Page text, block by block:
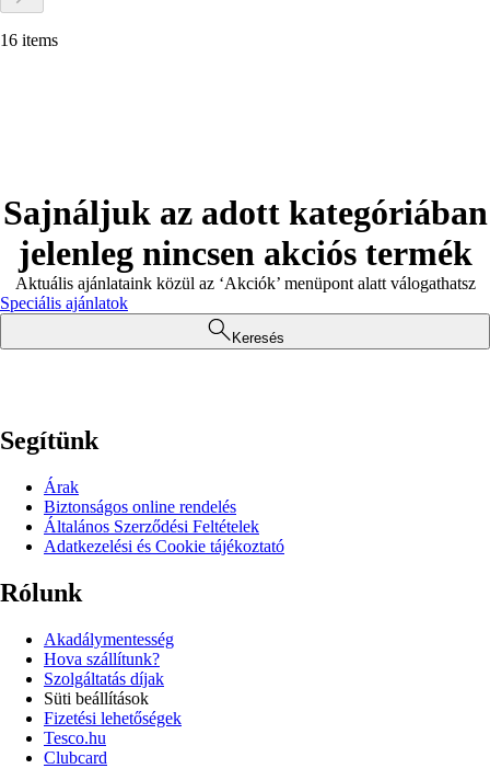
16 items
Sajnáljuk az adott kategóriában
jelenleg nincsen akciós termék
Aktuális ajánlataink közül az ‘Akciók’ menüpont alatt válogathatsz
Speciális ajánlatok
Keresés
Segítünk
Árak
Biztonságos online rendelés
Általános Szerződési Feltételek
Adatkezelési és Cookie tájékoztató
Rólunk
Akadálymentesség
Hova szállítunk?
Szolgáltatás díjak
Süti beállítások
Fizetési lehetőségek
Tesco.hu
Clubcard